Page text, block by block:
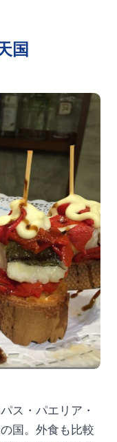
国
ス・パエリア・
国。外食も比較